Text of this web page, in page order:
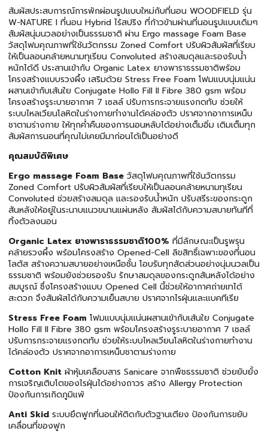
สัมผัสประสบการณ์การพักผ่อนรูปแบบใหม่กับที่นอน WOODFIELD รุ่น
W-NATURE I ที่นอน Hybrid ไร้สปริง ที่ก้าวข้ามผ่านที่นอนรูปแบบเดิมๆ
สัมผัสนุ่มนวลอย่างเป็นธรรมชาติ ผ่าน Ergo massage Foam Base
วัสดุโฟมคุณภาพที่ใช้นวัตกรรม Zoned Comfort ปรับผิวสัมผัสที่เรียบ
ให้เป็นลอนคล้ายหนามทุเรียน Convoluted สร้างสมดุลและรองรับน้ำ
หนักได้ดี ประสานเข้ากับ Organic Latex ยางพาราธรรมชาติพร้อม
โครงสร้างแบบรวงผึ้ง เสริมด้วย Stress Free Foam โฟมแบบนุ่มแน่น
ผสานเข้ากับเส้นใย Conjugate Hollo Fill II Fibre 380 gsm พร้อม
โครงสร้างรูระบายอากาศ 7 เซลล์ ปรับการกระจายแรงกดทับ ช่วยให้
ระบบไหลเวียนโลหิตในร่างกายทํางานได้คล่องตัว ปราศจากอาการเหน็บ
ชาตามร่างกาย ให้ทุกค่ำคืนของการนอนหลับได้อย่างเต็มอิ่ม เติมเต็มทุก
สัมผัสการนอนที่คุณไม่เคยมีมาก่อนได้เป็นอย่างดี
คุณสมบัติพิเศษ
Ergo massage Foam Base วัสดุโฟมคุณภาพที่ใช้นวัตกรรม
Zoned Comfort ปรับผิวสัมผัสที่เรียบให้เป็นลอนคล้ายหนามทุเรียน
Convoluted ช่วยสร้างสมดุล และรองรับน้ำหนัก ปรับสรีระของกระดูก
สันหลังให้อยู่ในระนาบแนวขนานแผ่นหลัง สัมผัสได้กับความสบายทันทีที่
ทิ้งตัวลงนอน
Organic Latex ยางพาราธรรมชาติ100% ที่มีลักษณะเป็นรูพรุน
คล้ายรวงผึ้ง พร้อมโครงสร้าง Opened-Cell ลิขสิทธิ์เฉพาะของที่นอน
โลตัส สร้างความสบายอย่างเหนือชั้น โอบรับทุกสัดส่วนอย่างนุ่มนวลเป็น
ธรรมชาติ พร้อมยังช่วยรองรับ รักษาสมดุลของกระดูกสันหลังได้อย่าง
สมบูรณ์ ซึ่งโครงสร้างแบบ Opened Cell นี้ช่วยให้อากาศถ่ายเทได้
สะดวก จึงสัมผัสได้กับความเย็นสบาย ปราศจากไรฝุ่นและแบคทีเรีย
Stress Free Foam โฟมแบบนุ่มแน่นผสานเข้ากับเส้นใย Conjugate
Hollo Fill II Fibre 380 gsm พร้อมโครงสร้างรูระบายอากาศ 7 เซลล์
ปรับการกระจายแรงกดทับ ช่วยให้ระบบไหลเวียนโลหิตในร่างกายทำงาน
ได้คล่องตัว ปราศจากอาการเหน็บชาตามร่างกาย
Cotton Knit ผ้าหุ้มเคลือบสาร Sanicare จากพืชธรรมชาติ ช่วยยับยั้ง
การเจริญเติบโตของไรฝุ่นได้อย่างถาวร สร้าง Allergy Protection
ป้องกันการเกิดภูมิแพ้
Anti Skid ระบบยึดฟูกที่นอนให้ติดกับตัวฐานเตียง ป้องกันการขยับ
เคลื่อนที่ของฟูก